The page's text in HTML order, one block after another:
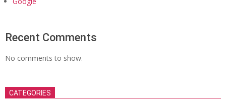
Recent Comments
No comments to show.
CATEGORIES